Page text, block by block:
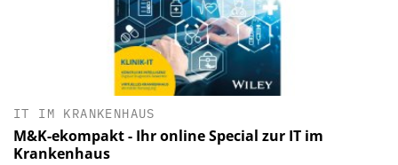
IT IM KRANKENHAUS
M&K-ekompakt - Ihr online Special zur IT im
Krankenhaus